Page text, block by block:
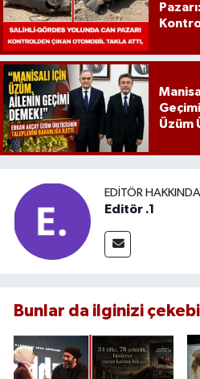
Üzüm
EDITÖR HAKKINDA
Editör .1
Bunlar da ilginizi